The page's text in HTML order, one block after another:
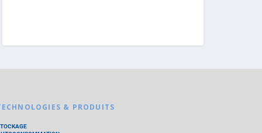
& PRODUITS